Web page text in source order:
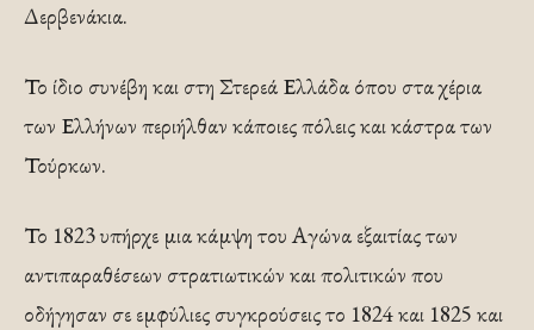
Δερβενάκια.
Το ίδιο συνέβη και στη Στερεά Ελλάδα όπου στα χέρια
των Ελλήνων περιήλθαν κάποιες πόλεις και κάστρα των
Τούρκων.
Το 1823 υπήρχε μια κάμψη του Αγώνα εξαιτίας των
αντιπαραθέσεων στρατιωτικών και πολιτικών που
οδήγησαν σε εμφύλιες συγκρούσεις το 1824 και 1825 και